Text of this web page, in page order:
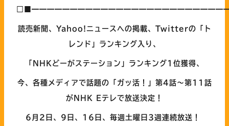
読売新聞、Yahoo!ニュースへの掲載、Twitterの「ト
レンド」ランキング入り、
「NHKどーがステーション」ランキング1位獲得、
今、各種メディアで話題の「ガッ活！」第4話～第11話
がNHK Eテレで放送決定！
6 月2日、9日、16日、毎週土曜日3週連続放送！